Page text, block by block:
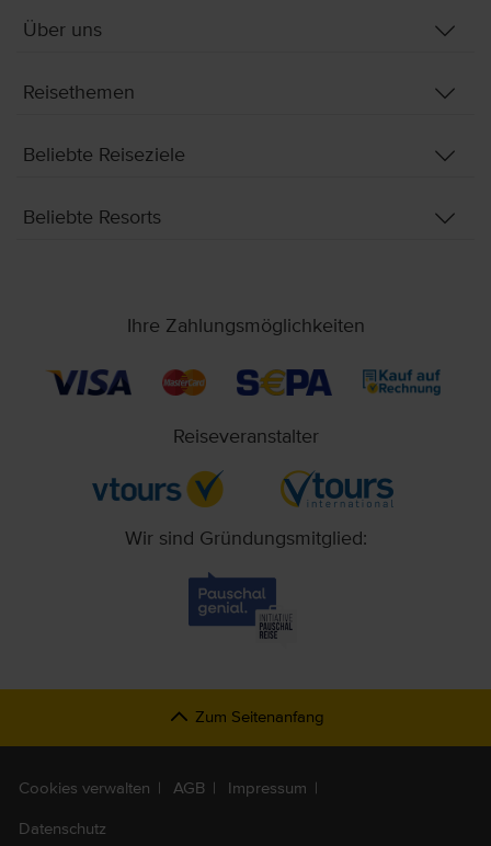
Über uns
Reisethemen
Beliebte Reiseziele
Beliebte Resorts
Ihre Zahlungsmöglichkeiten
Reiseveranstalter
Wir sind Gründungsmitglied:
Zum Seitenanfang
Cookies verwalten AGB Impressum
Datenschutz